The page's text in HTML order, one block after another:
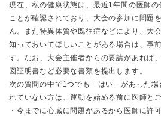
現在、私の健康状態は、最近1年間の医師
ことが確認されており、大会の参加に問題
ん。また特異体質や既往症などにより、大
知っておいてほしいことがある場合は、事
す。なお、大会主催者からの要請があれば
図証明書など必要な書類を提出します。
次の質問の中で1つでも「はい」があった
れていない方は、運動を始める前に医師と
・今までに心臓に問題があるから医師に許